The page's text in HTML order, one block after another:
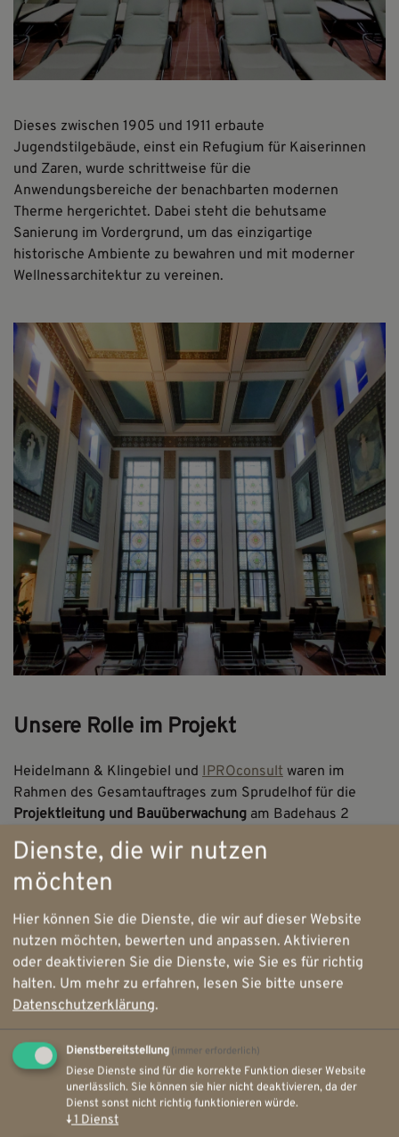
Dieses zwischen 1905 und 1911 erbaute
Jugendstilgebäude, einst ein Refugium für Kaiserinnen
und Zaren, wurde schrittweise für die
Anwendungsbereiche der benachbarten modernen
Therme hergerichtet. Dabei steht die behutsame
Sanierung im Vordergrund, um das einzigartige
historische Ambiente zu bewahren und mit moderner
Wellnessarchitektur zu vereinen.
Unsere Rolle im Projekt
Heidelmann & Klingebiel und IPROconsult waren im
Rahmen des Gesamtauftrages zum Sprudelhof für die
Projektleitung und Bauüberwachung am Badehaus 2
verantwortlich, die mit unserem Partner, der
Baubetreuung GmbH,realisiert wurde. Die
Herausforderung lag dabei nicht nur in der
technischen und energetischen Ertüchtigung des
Gebäudes für moderne Anforderungen an Wellness- und
Kurbetriebe. Fünf Saunen, ein Erholungsbereich und
verschiedene Zimmer für Anwendungen wurden
installiert. Zusätzlich wurde das Badehaus 2 mit
die Besucher mit mehreren Schwimmbecken sowie
weiteren Saunen im Außenbereich zur Erholung einlädt.
Damit umfasst der Sauna- und Wellnessbereich nun mehr
als 1.900 Quadratmeter.
Dienste, die wir nutzen
möchten
Hier können Sie die Dienste, die wir auf dieser Website
nutzen möchten, bewerten und anpassen. Aktivieren
oder deaktivieren Sie die Dienste, wie Sie es für richtig
halten. Um mehr zu erfahren, lesen Sie bitte unsere
Datenschutzerklärung.
Dienstbereitstellung (immer erforderlich)
Diese Dienste sind für die korrekte Funktion dieser Website
unerlässlich. Sie können sie hier nicht deaktivieren, da der
Dienst sonst nicht richtig funktionieren würde.
↓1 Dienst